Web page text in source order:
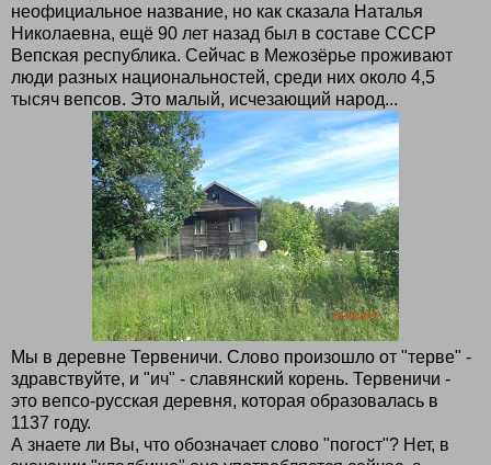
неофициальное название, но как сказала Наталья
Николаевна, ещё 90 лет назад был в составе СССР
Вепская республика. Сейчас в Межозёрье проживают
люди разных национальностей, среди них около 4,5
тысяч вепсов. Это малый, исчезающий народ...
Мы в деревне Тервеничи. Слово произошло от "терве" -
здравствуйте, и "ич" - славянский корень. Тервеничи -
это вепсо-русская деревня, которая образовалась в
1137 году.
А знаете ли Вы, что обозначает слово "погост"? Нет, в